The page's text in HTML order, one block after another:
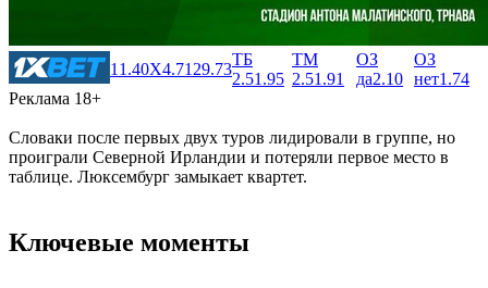
1 1.40X4.71 29.73
ТБ
2.51.95
ТМ
2.51.91
ОЗ
да2.10
ОЗ
нет1.74
Реклама 18+
Словаки после первых двух туров лидировали в группе, но
проиграли Северной Ирландии и потеряли первое место в
таблице. Люксембург замыкает квартет.
Ключевые моменты